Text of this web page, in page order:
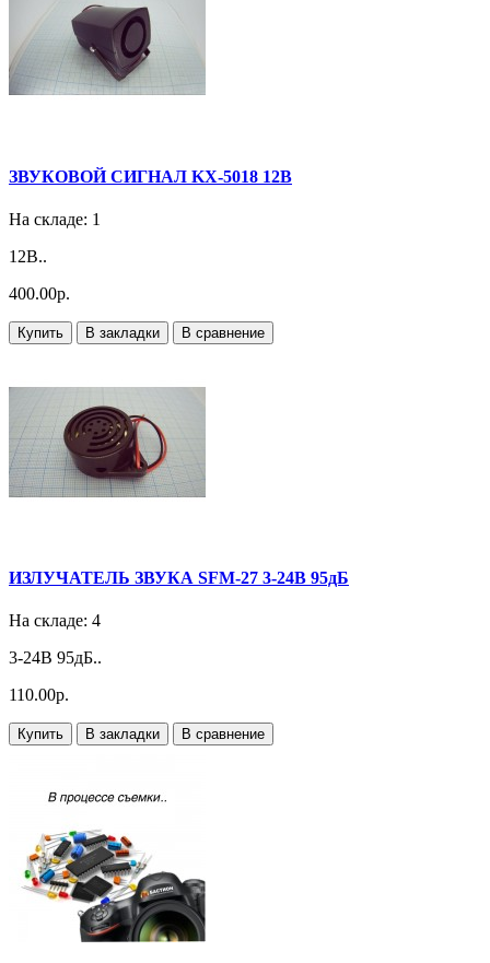
ЗВУКОВОЙ СИГНАЛ KX-5018 12В
На складе: 1
12В..
400.00р.
Купить В закладки В сравнение
ИЗЛУЧАТЕЛЬ ЗВУКА SFM-27 3-24В 95дБ
На складе: 4
3-24В 95дБ..
110.00р.
Купить В закладки В сравнение